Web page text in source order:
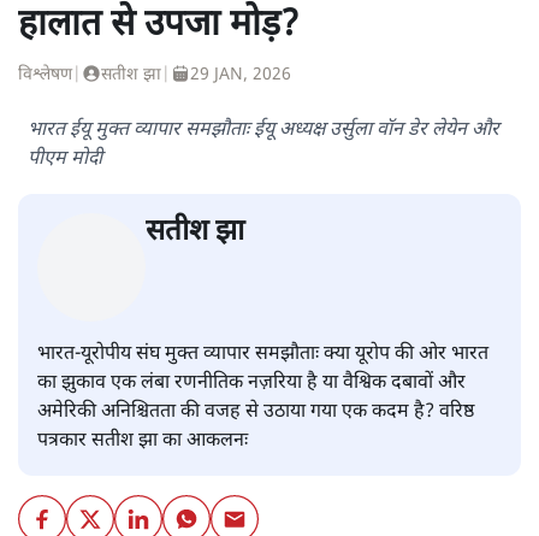
मुकेश कुमारकी और स्टोरी पढ़ें
विश्लेषण| सतीश झा | 29 JAN, 2026